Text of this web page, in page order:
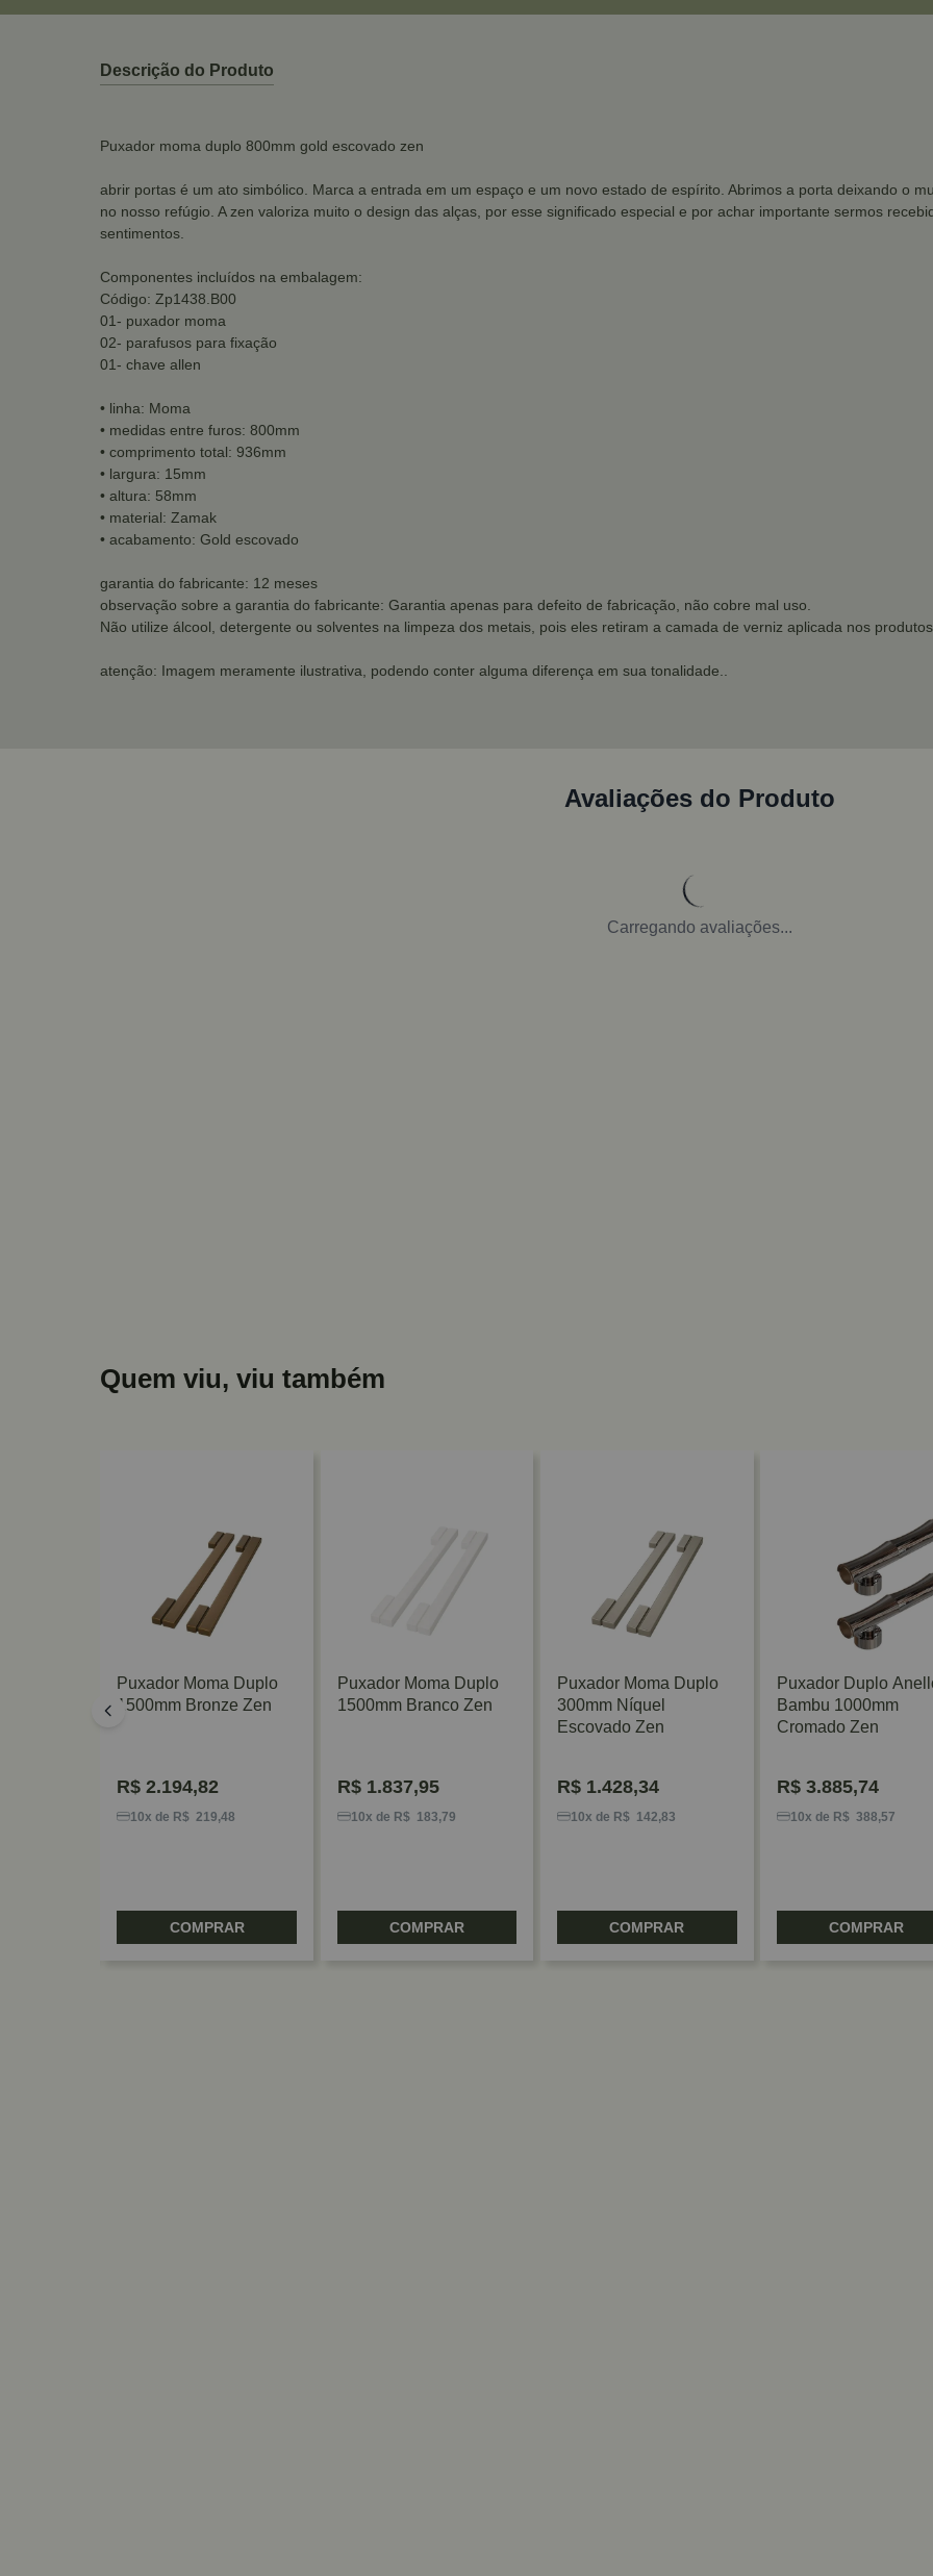
Descrição do Produto
Puxador moma duplo 800mm gold escovado zen
abrir portas é um ato simbólico. Marca a entrada em um espaço e um novo estado de espírito. Abrimos a porta deixando o
no nosso refúgio. A zen valoriza muito o design das alças, por esse significado especial e por achar importante sermos
sentimentos.
Componentes incluídos na embalagem:
Código: Zp1438.B00
01- puxador moma
02- parafusos para fixação
01- chave allen
• linha: Moma
• medidas entre furos: 800mm
• comprimento total: 936mm
• largura: 15mm
• altura: 58mm
• material: Zamak
• acabamento: Gold escovado
garantia do fabricante: 12 meses
observação sobre a garantia do fabricante: Garantia apenas para defeito de fabricação, não cobre mal uso.
Não utilize álcool, detergente ou solventes na limpeza dos metais, pois eles retiram a camada de verniz aplicada nos
atenção: Imagem meramente ilustrativa, podendo conter alguma diferença em sua tonalidade..
Avaliações do Produto
Carregando avaliações...
Quem viu, viu também
Puxador Moma Duplo
1500mm Bronze Zen
R$ 2.194,82
10x de R$ 219,48
COMPRAR
Puxador Moma Duplo
1500mm Branco Zen
R$1.837,95
10x de R$ 183,79
COMPRAR
Puxador Moma Duplo
300mm Níquel
Escovado Zen
R$1.428,34
10x de R$ 142,83
COMPRAR
Puxador Duplo
Bambu 1000mm
Cromado Zen
R$3.885,74
10x de R$ 388,57
COMPRAR